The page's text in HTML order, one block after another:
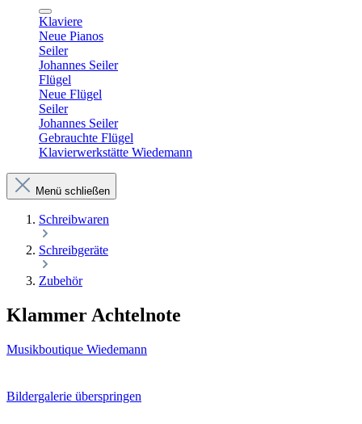
Klaviere
Neue Pianos
Seiler
Johannes Seiler
Flügel
Neue Flügel
Seiler
Johannes Seiler
Gebrauchte Flügel
Klavierwerkstätte Wiedemann
Menü schließen
Schreibwaren
Schreibgeräte
Zubehör
Klammer Achtelnote
Musikboutique Wiedemann
Bildergalerie überspringen